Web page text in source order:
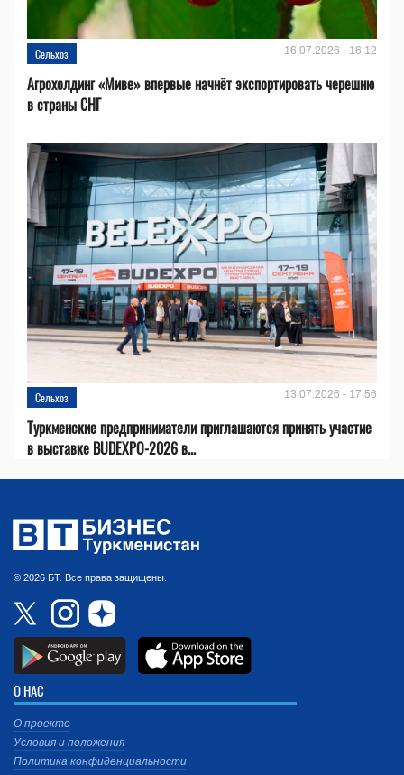
Сельхоз 16.07.2026 - 16:12
Агрохолдинг «Миве» впервые начнёт экспортировать черешню
в страны СНГ
Сельхоз 13.07.2026 - 17:56
Туркменские предприниматели приглашаются принять участие
в выставке BUDEXPO-2026 в...
© 2026 БТ. Все права защищены.
О НАС
О проекте
Условия и положения
Политика конфиденциальности